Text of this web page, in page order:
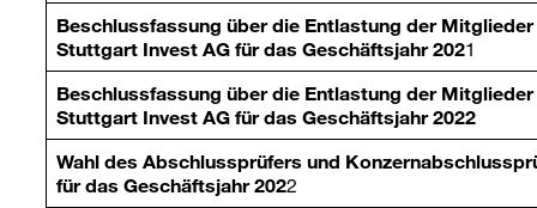
Beschlussfassung über die Entlastung der
Stuttgart Invest AG für das Geschäftsjahr 2021
Beschlussfassung über die Entlastung der
Stuttgart Invest AG für das Geschäftsjahr 2022
Wahl des Abschlussprüfers und
für das Geschäftsjahr 2022